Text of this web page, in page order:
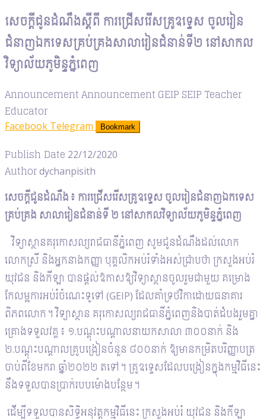
សេចក្តីជូនដំណឹងស្តីពី ការជ្រើសរើសគ្រូឧទ្ទេស ចូលរៀន
ជំនាញឯកទេសគ្រប់គ្រងសាលារៀនជំនាន់ទី២ នៅសាកល
វិទ្យាល័យភូមិន្ទភ្នំពេញ
AnnouncementAnnouncement GEIP SEIP Teacher
Educator
Facebook Telegram Bookmark
Publish Date 22/12/2020
Authordychanpisith
សេចក្តីជូនដំណឹង៖ ការជ្រើសរើសគ្រូឧទ្ទេស ចូលរៀនជំនាញឯកទេស
គ្រប់គ្រង សាលារៀនជំនាន់ទី ២ នៅសាកលវិទ្យាល័យភូមិន្ទភ្នំពេញ
វិទ្យាស្ថានគរុកោសល្យរាជធានីភ្នំពេញ សូមជូនដំណឹងដល់លោក
លោកស្រី និងអ្នកនាងកញ្ញា បុគ្គលិកអប់រំទាំងអស់ជ្រាបថា ក្រសួងអប់រំ
យុវជន និងកីឡា បានផ្តល់ឱកាសឱ្យវិទ្យាស្ថានចូលរួមជាមួយ គម្រោង
កែលម្អការអប់រំចំណេះទូទៅ (GEIP) ដែលគាំទ្រថវិកាដោយធនាគារ
ពិភពលោក។ វិទ្យាស្ថាន គរុកោសល្យរាជធានីភ្នំពេញនិងបាត់ដំបងរួមគ្នា
គ្រោងទទួលវគ្គ៖ ១.បណ្តុះបណ្តាលនាយកសាលា ៣០០នាក់ និង
២.បណ្តុះបណ្តាលគ្រូបង្រៀនចំនួន ៨០០នាក់ ឱ្យមានកម្រិតបរិញ្ញាបត្រ
ចាប់ពីខែមករា ឆ្នាំ២០២២ តទៅ។ គ្រូឧទ្ទេសដែលបង្រៀនក្នុងកម្មវិធីនេះ
នឹងទទួលបានប្រាក់របបម៉ោងបន្ថែម។
ដើម្បីទទួលបានសិទ្ធិអនុវត្តកម្មវិធីនេះ ក្រសួងអប់រំ យុវជន និងកីឡា